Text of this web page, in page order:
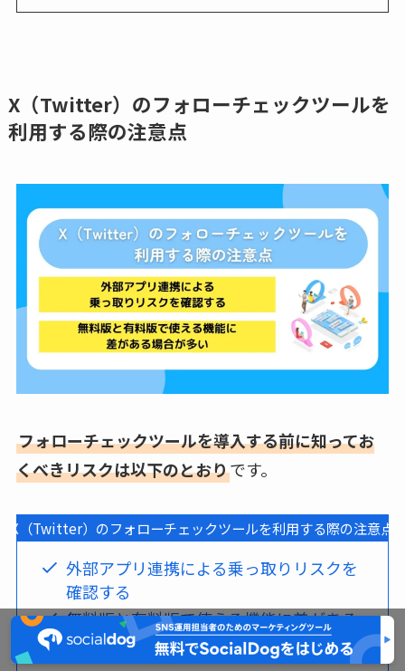
X（Twitter）のフォローチェックツールを
利用する際の注意点
フォローチェックツールを導入する前に知ってお
くべきリスクは以下のとおりです。
X（Twitter）のフォローチェックツールを利用する際の注意点
外部アプリ連携による乗っ取りリスクを
確認する
無料版と有料版で使える機能に差がある
場合が多い